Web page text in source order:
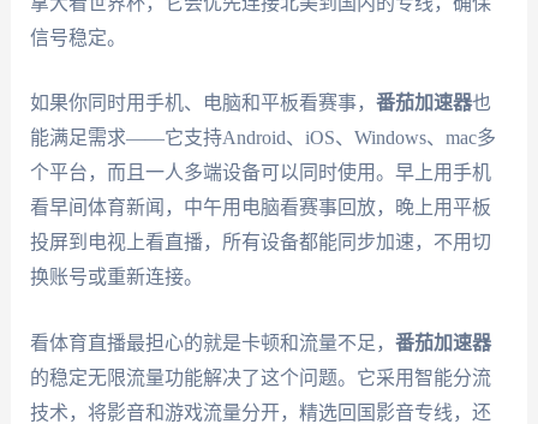
信号稳定。
如果你同时用手机、电脑和平板看赛事， 番茄加速器也
能满足需求——它支持Android、iOS、Windows、mac多
个平台，而且一人多端设备可以同时使用。早上用手机
看早间体育新闻，中午用电脑看赛事回放，晚上用平板
投屏到电视上看直播，所有设备都能同步加速，不用切
换账号或重新连接。
看体育直播最担心的就是卡顿和流量不足， 番茄加速器
的稳定无限流量功能解决了这个问题。它采用智能分流
技术，将影音和游戏流量分开，精选回国影音专线，还